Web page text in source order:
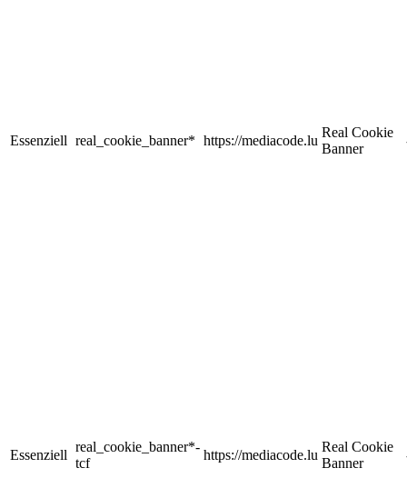
Essenziell real_cookie_banner* https://mediacode.lu
Real Cookie
Banner
Essenziell
real_cookie_banner*-
tcf
https://mediacode.lu
Real Cookie
Banner